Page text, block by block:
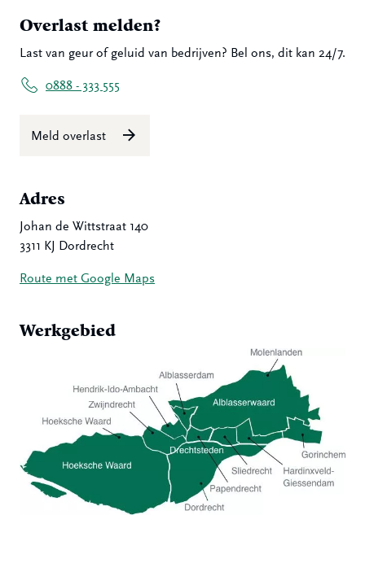
Overlast melden?
Last van geur of geluid van bedrijven? Bel ons, dit kan 24/7.
0888 - 333 555
Meld overlast
Adres
Johan de Wittstraat 140
3311 KJ Dordrecht
Route met Google Maps
Werkgebied